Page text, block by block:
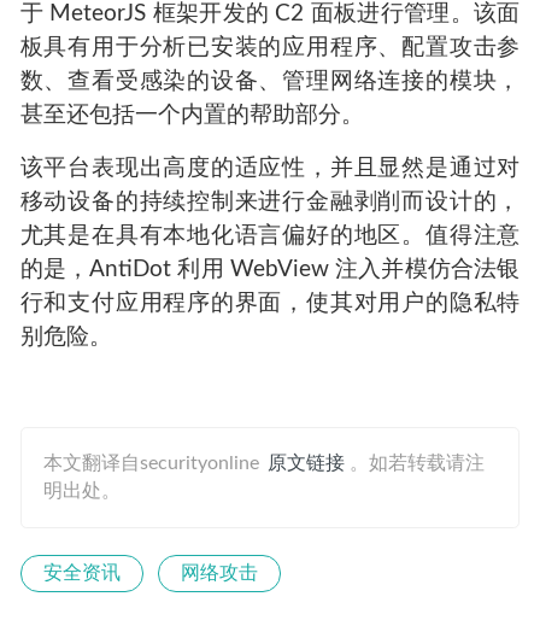
于 MeteorJS 框架开发的 C2 面板进行管理。该面
板具有用于分析已安装的应用程序、配置攻击参
数、查看受感染的设备、管理网络连接的模块，
甚至还包括一个内置的帮助部分。
该平台表现出高度的适应性，并且显然是通过对
移动设备的持续控制来进行金融剥削而设计的，
尤其是在具有本地化语言偏好的地区。值得注意
的是，AntiDot 利用 WebView 注入并模仿合法银
行和支付应用程序的界面，使其对用户的隐私特
别危险。
本文翻译自securityonline 原文链接 。如若转载请注
明出处。
安全资讯 网络攻击